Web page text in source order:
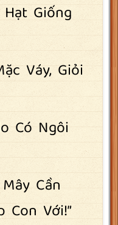
Giống
Váy, Giỏi
Có Ngôi
Cần
Con Với!”